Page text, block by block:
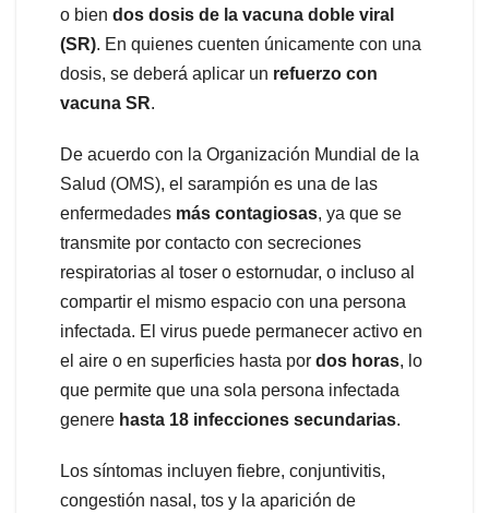
o bien dos dosis de la vacuna doble viral
(SR). En quienes cuenten únicamente con una
dosis, se deberá aplicar un refuerzo con
vacuna SR.
De acuerdo con la Organización Mundial de la
Salud (OMS), el sarampión es una de las
enfermedades más contagiosas, ya que se
transmite por contacto con secreciones
respiratorias al toser o estornudar, o incluso al
compartir el mismo espacio con una persona
infectada. El virus puede permanecer activo en
el aire o en superficies hasta por dos horas, lo
que permite que una sola persona infectada
genere hasta 18 infecciones secundarias.
Los síntomas incluyen fiebre, conjuntivitis,
congestión nasal, tos y la aparición de